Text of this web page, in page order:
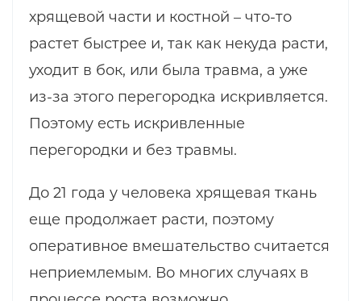
хрящевой части и костной – что-то
растет быстрее и, так как некуда расти,
уходит в бок, или была травма, а уже
из-за этого перегородка искривляется.
Поэтому есть искривленные
перегородки и без травмы.
До 21 года у человека хрящевая ткань
еще продолжает расти, поэтому
оперативное вмешательство считается
неприемлемым. Во многих случаях в